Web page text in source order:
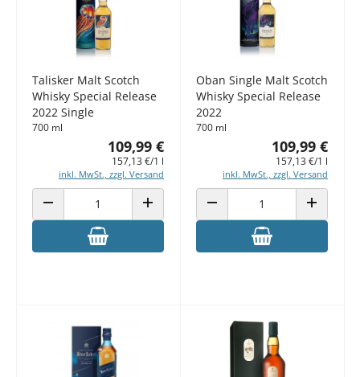
Talisker Malt Scotch
Whisky Special Release
2022 Single
700 ml
109,99 €
157,13 €/1 l
inkl. MwSt., zzgl. Versand
ANZAHL VERRINGERN ANZAHL ERHÖHEN
Oban Single Malt Scotch
Whisky Special Release
2022
700 ml
109,99 €
157,13 €/1 l
inkl. MwSt., zzgl. Versand
ANZAHL VERRINGERN ANZAHL